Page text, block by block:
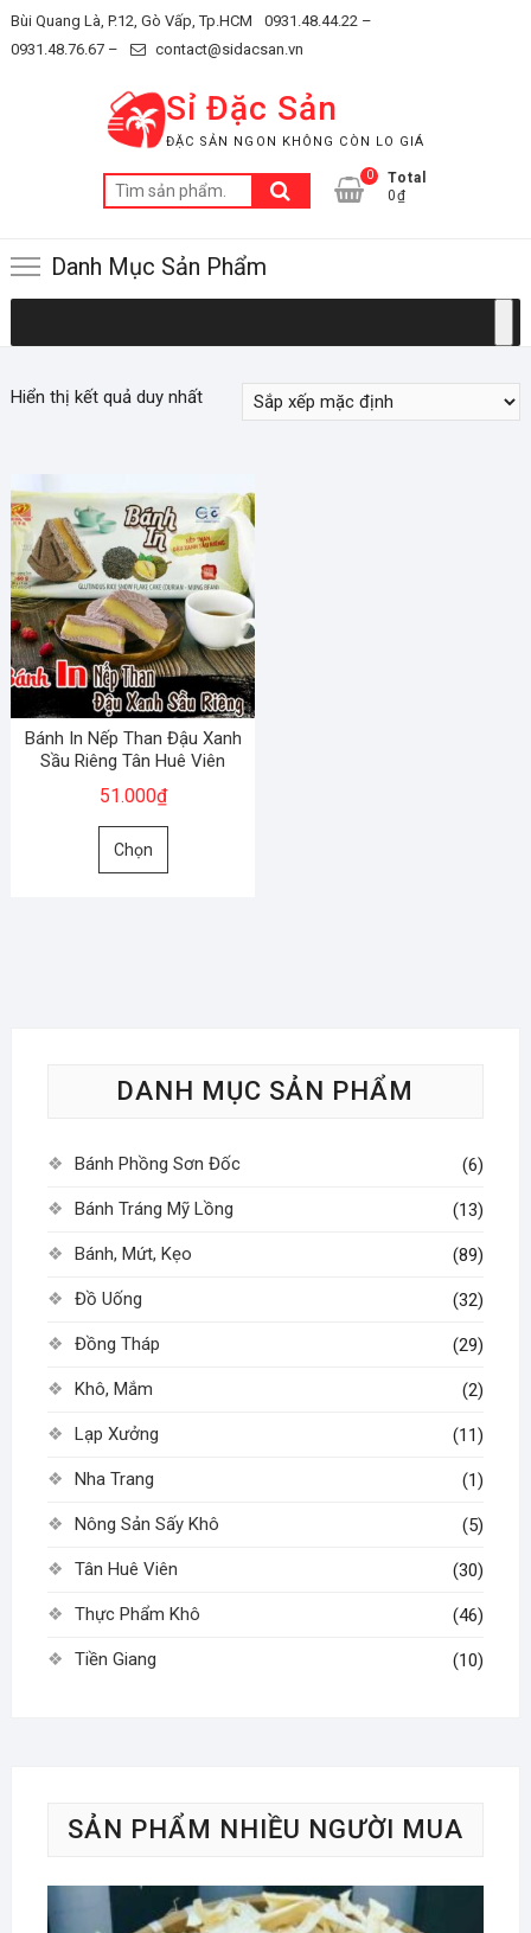
Skip
to
Bùi Quang Là, P.12, Gò Vấp, Tp.HCM
0931.48.44.22 –
0931.48.76.67 –
contact@sidacsan.vn
Sỉ Đặc Sản
ĐẶC SẢN NGON KHÔNG CÒN LO GIÁ
Tìm
kiếm:
0
Total
0₫
Danh Mục Sản Phẩm
Hiển thị kết quả duy nhất
Bánh In Nếp Than Đậu Xanh
Sầu Riêng Tân Huê Viên
51.000₫
Chọn
Sản
chọn
được
chọn
trang
DANH MỤC SẢN PHẨM
Bánh Phồng Sơn Đốc (6)
Bánh Tráng Mỹ Lồng (13)
Bánh, Mứt, Kẹo (89)
Đồ Uống (32)
Đồng Tháp (29)
Khô, Mắm (2)
Lạp Xưởng (11)
Nha Trang (1)
Nông Sản Sấy Khô (5)
Tân Huê Viên (30)
Thực Phẩm Khô (46)
Tiền Giang (10)
SẢN PHẨM NHIỀU NGƯỜI MUA